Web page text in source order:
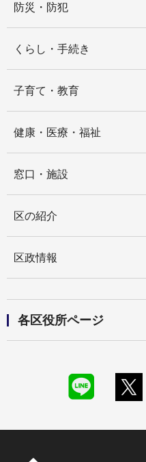
防災・防犯
くらし・手続き
子育て・教育
健康・医療・福祉
窓口・施設
区の紹介
区政情報
各区役所ページ